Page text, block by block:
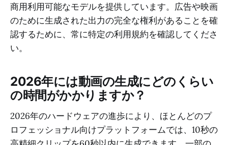
商用利用可能なモデルを提供しています。広告や映画
のために生成された出力の完全な権利があることを確
認するために、常に特定の利用規約を確認してくださ
い。
2026年には動画の生成にどのくらい
の時間がかかりますか？
2026年のハードウェアの進歩により、ほとんどのプ
ロフェッショナル向けプラットフォームでは、10秒の